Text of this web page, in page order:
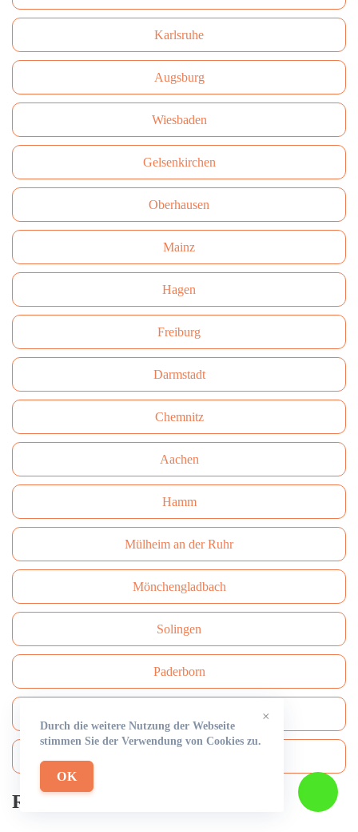
Karlsruhe
Augsburg
Wiesbaden
Gelsenkirchen
Oberhausen
Mainz
Hagen
Freiburg
Darmstadt
Сhemnitz
Aachen
Hamm
Mülheim an der Ruhr
Mönchengladbach
Solingen
Paderborn
Rohrreinigung
×
Durch die weitere Nutzung der Webseite
stimmen Sie der Verwendung von Cookies zu.
OK